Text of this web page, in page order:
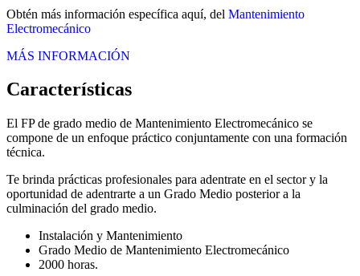
Obtén más información específica aquí, del Mantenimiento
Electromecánico
MÁS INFORMACIÓN
Características
El FP de grado medio de Mantenimiento Electromecánico se
compone de un enfoque práctico conjuntamente con una formación
técnica.
Te brinda prácticas profesionales para adentrate en el sector y la
oportunidad de adentrarte a un Grado Medio posterior a la
culminación del grado medio.
Instalación y Mantenimiento
Grado Medio de Mantenimiento Electromecánico
2000 horas.